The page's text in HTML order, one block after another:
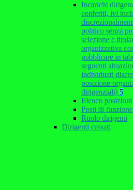
Incarichi
conferiti, ivi
politico senza
selezione e
organizzativa
pubblicare in
seguenti
individuati
posizione
dirigenziali) 5
Elenco
Posti di
Ruolo dirigenti
Dirigenti cessati